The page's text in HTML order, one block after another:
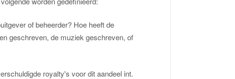
of beheerder? Hoe heeft de
geschreven, de muziek geschreven, of
royalty's voor dit aandeel int.